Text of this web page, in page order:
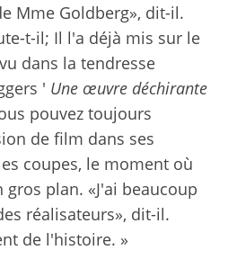
Mme Goldberg», dit-il.
t-il; Il l'a déjà mis sur le
dans la tendresse
' Une œuvre déchirante
pouvez toujours
de film dans ses
coupes, le moment où
gros plan. «J'ai beaucoup
réalisateurs», dit-il.
de l'histoire. »